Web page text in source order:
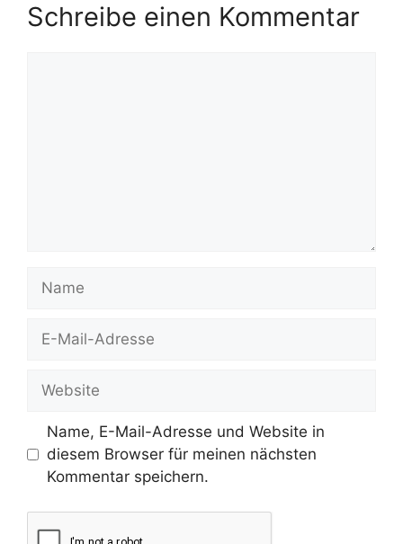
Schreibe einen Kommentar
Name
Website
Name, E-Mail-Adresse und Website in
diesem Browser für meinen nächsten
Kommentar speichern.